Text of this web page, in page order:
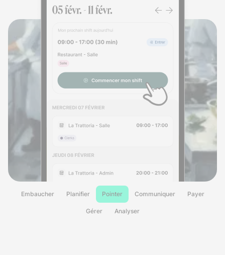
Embaucher Planifier Pointer Communiquer Payer
Gérer Analyser